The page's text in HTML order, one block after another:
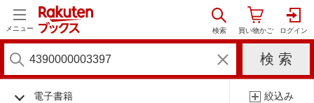
メニュー
電子書籍 絞込み